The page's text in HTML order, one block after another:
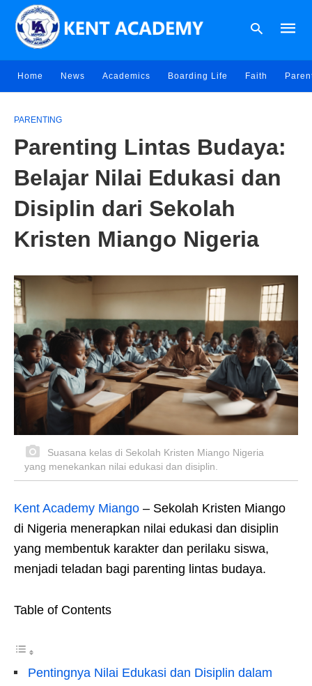
query
and
enter:
Home News Academics Boarding Life Faith
PARENTING
Parenting Lintas Budaya:
Belajar Nilai Edukasi dan
Disiplin dari Sekolah
Kristen Miango Nigeria
Suasana kelas di Sekolah Kristen Miango Nigeria
yang menekankan nilai edukasi dan disiplin.
Kent Academy Miango – Sekolah Kristen Miango
di Nigeria menerapkan nilai edukasi dan disiplin
yang membentuk karakter dan perilaku siswa,
menjadi teladan bagi parenting lintas budaya.
Table of Contents
Pentingnya Nilai Edukasi dan Disiplin dalam